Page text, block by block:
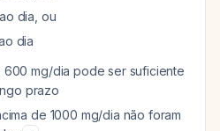
dia, ou
dia
600 mg/dia pode ser suficiente
prazo
de 1000 mg/dia não foram